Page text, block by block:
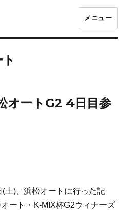
メニュー
オートG2 4日目参
土)、浜松オートに行った記
ート・K-MIX杯G2ウィナーズ